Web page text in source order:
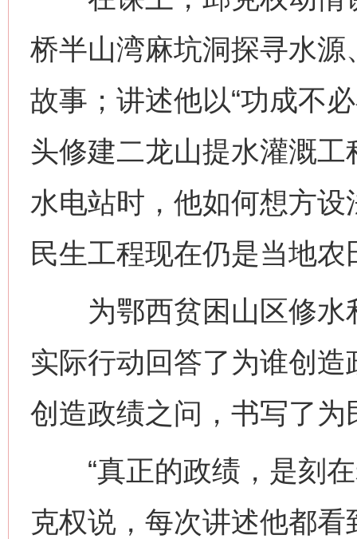
桥半山湾麻坑洞探寻水
故事；讲述他以“功成不
头修建二龙山提水灌溉
水电站时，他如何想方
民生工程现在仍是当地
为鄂西贫困山区修水
实际行动回答了为谁创
创造政绩之问，书写了
“真正的政绩，是刻在
克权说，每次讲述他都